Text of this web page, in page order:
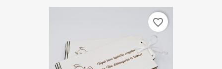
favorite_border